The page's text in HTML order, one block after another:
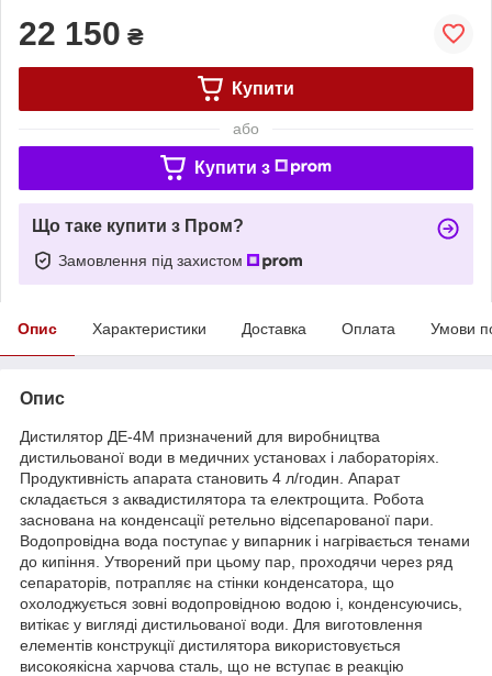
22 150 ₴
Купити
або
Купити з
Що таке купити з Пром?
Замовлення під захистом
Опис Характеристики Доставка Оплата Умови
Опис
Дистилятор ДЕ-4М призначений для виробництва
дистильованої води в медичних установах і лабораторіях.
Продуктивність апарата становить 4 л/годин. Апарат
складається з аквадистилятора та електрощита. Робота
заснована на конденсації ретельно відсепарованої пари.
Водопровідна вода поступає у випарник і нагрівається тенами
до кипіння. Утворений при цьому пар, проходячи через ряд
сепараторів, потрапляє на стінки конденсатора, що
охолоджується зовні водопровідною водою і, конденсуючись,
витікає у вигляді дистильованої води. Для виготовлення
елементів конструкції дистилятора використовується
високоякісна харчова сталь, що не вступає в реакцію